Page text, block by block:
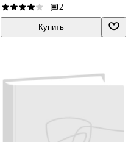
· 2
Купить